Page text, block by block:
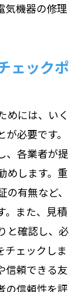
気機器の修理
ェックポ
めには、いく
必要です。
、各業者が提
めします。重
有無など、
。また、見積
と確認し、必
チェックしま
信頼できる友
の信頼性を評